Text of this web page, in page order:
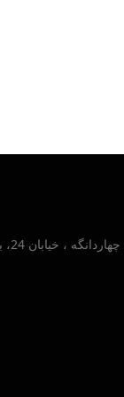
بلوار صنایع جنوبی ، پلاک 30